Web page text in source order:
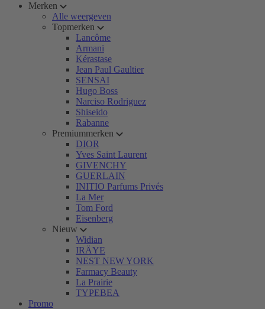
Merken
Alle weergeven
Topmerken
Lancôme
Armani
Kérastase
Jean Paul Gaultier
SENSAI
Hugo Boss
Narciso Rodriguez
Shiseido
Rabanne
Premiummerken
DIOR
Yves Saint Laurent
GIVENCHY
GUERLAIN
INITIO Parfums Privés
La Mer
Tom Ford
Eisenberg
Nieuw
Widian
IRÄYE
NEST NEW YORK
Farmacy Beauty
La Prairie
TYPEBEA
Promo